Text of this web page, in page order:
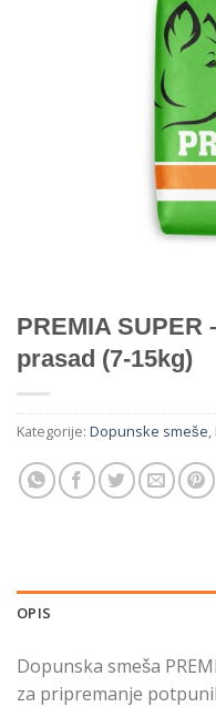
PREMIA SUPER
prasad (7-15kg)
Kategorije: Dopunske smeše,
OPIS
Dopunska smeša
za pripremanje